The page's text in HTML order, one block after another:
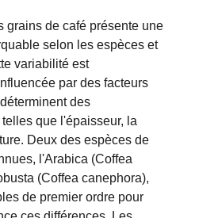
grains de café présente une
selon les espèces et
variabilité est
par des facteurs
des
que l'épaisseur, la
Deux des espèces de
l'Arabica (Coffea
(Coffea canephora),
de premier ordre pour